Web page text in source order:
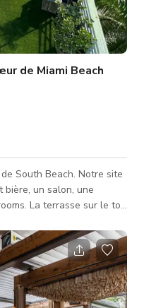
de Miami Beach
South Beach. Notre site
bière, un salon, une
le toit
de la ligne
ainsi que de Lincoln Road
de sièges -